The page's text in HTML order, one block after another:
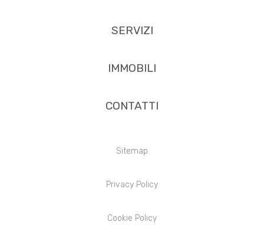
SERVIZI
IMMOBILI
CONTATTI
Sitemap
Privacy Policy
Cookie Policy